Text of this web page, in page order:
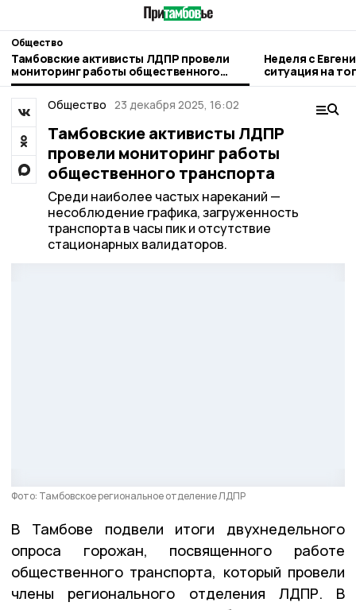
Общество
Тамбовские активисты ЛДПР провели
мониторинг работы общественного
транспорта
Неделя с
ситуация на
городе и
Общество 23 декабря 2025, 16:02
Тамбовские активисты ЛДПР
провели мониторинг работы
общественного транспорта
Среди наиболее частых нареканий —
несоблюдение графика, загруженность
транспорта в часы пик и отсутствие
стационарных валидаторов.
Фото: Тамбовское региональное отделение ЛДПР
В Тамбове подвели итоги двухнедельного
опроса горожан, посвященного работе
общественного транспорта, который провели
члены регионального отделения ЛДПР. В